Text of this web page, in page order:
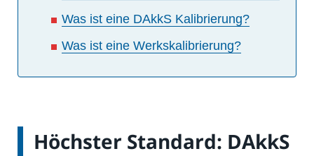
Was ist eine DAkkS Kalibrierung?
Was ist eine Werkskalibrierung?
Höchster Standard: DAkkS